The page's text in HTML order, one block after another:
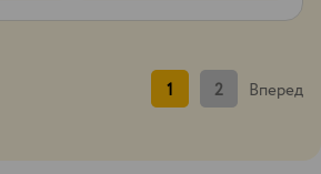
1 2 Вперед